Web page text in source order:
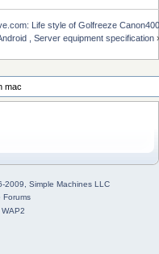
Life style of Golfreeze
, Server equipment specification
2009, Simple Machines LLC
Forums
WAP2